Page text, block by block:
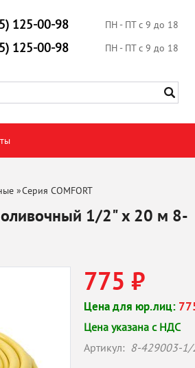
125-00-98
ПН - ПТ с 9 до 18
125-00-98 ПН - ПТ с 9 до 18
»Серия COMFORT
1/2" x 20 м 8-
775 ₽
Цена для юр.лиц:
Цена указана с НДС
Артикул: 8-429003-1/